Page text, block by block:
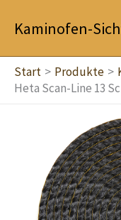
InhaltKaminofen-
Start Produkte
Heta Scan-Line 13